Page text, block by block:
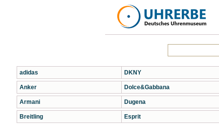
adidas
Anker
Armani
Breitling
DKNY
Dolce&Gabbana
Dugena
Esprit